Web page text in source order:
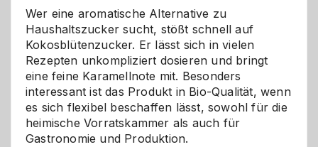
für
Hunde
im
eigenen
Zuhause
Wer eine aromatische Alternative zu
Haushaltszucker sucht, stößt schnell auf
Kokosblütenzucker. Er lässt sich in vielen
Rezepten unkompliziert dosieren und bringt
eine feine Karamellnote mit. Besonders
interessant ist das Produkt in Bio-Qualität, wenn
es sich flexibel beschaffen lässt, sowohl für die
heimische Vorratskammer als auch für
Gastronomie und Produktion.